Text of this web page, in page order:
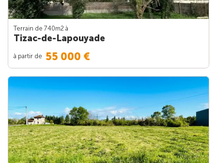
Terrain de 740m2 à
Tizac-de-Lapouyade
à partir de 55 000 €